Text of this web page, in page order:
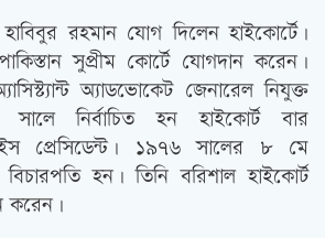
রহমান যোগ দিলেন হাইকোর্টে।
সুপ্রীম কোর্টে যোগদান করেন।
অ্যাডভোকেট জেনারেল নিযুক্ত
নির্বাচিত হন হাইকোর্ট বার
প্রেসিডেন্ট। ১৯৭৬ সালের ৮ মে
হন। তিনি বরিশাল হাইকোর্ট
করেন।